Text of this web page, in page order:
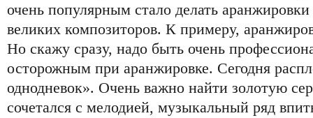
очень популярным стало делать
великих композиторов. К примеру,
Но скажу сразу, надо быть очень
осторожным при аранжировке. Сегодня
однодневок». Очень важно найти золотую
сочетался с мелодией, музыкальный ряд